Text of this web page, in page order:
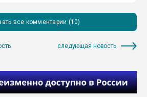
все комментарии (10)
следующая новость